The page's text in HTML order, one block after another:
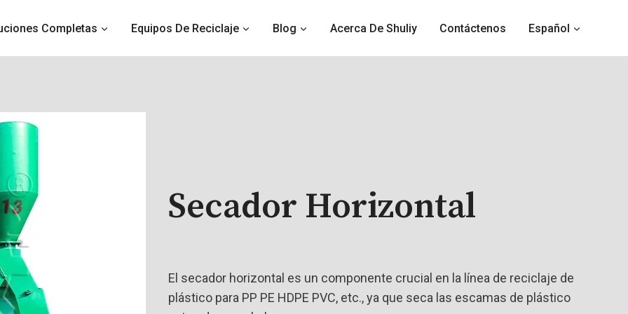
Completas Equipos De Reciclaje Blog Acerca De Shuliy Contáctenos Español
Secador Horizontal
El secador horizontal es un componente crucial en la línea de reciclaje de
plástico para PP PE HDPE PVC, etc., ya que seca las escamas de plástico